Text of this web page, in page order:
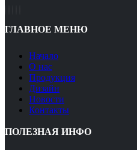
ГЛАВНОЕ МЕНЮ
Hачало
О нас
Продукция
Дизайн
Новости
Контакты
ПОЛЕЗНАЯ ИНФО